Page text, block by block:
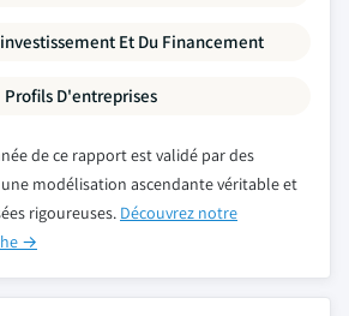
Et Du Financement
Profils D'entreprises
de ce rapport est validé par des
modélisation ascendante véritable et
rigoureuses. Découvrez notre
→